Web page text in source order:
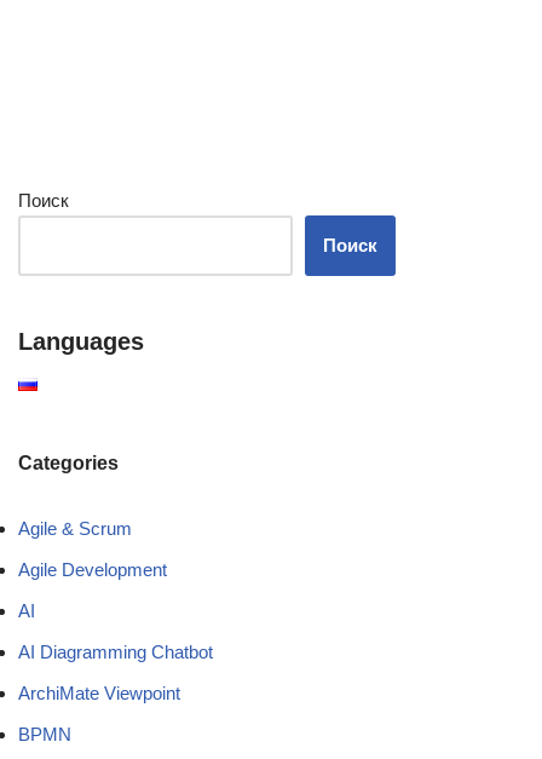
Поиск
Поиск
Languages
Categories
Agile & Scrum
Agile Development
AI
AI Diagramming Chatbot
ArchiMate Viewpoint
BPMN